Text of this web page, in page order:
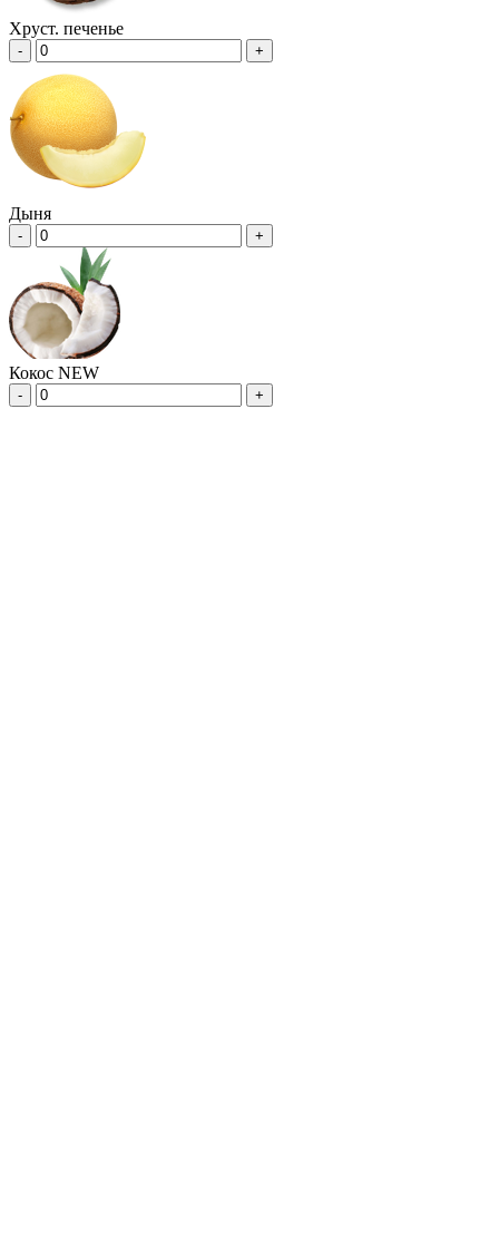
Хруст. печенье
- +
Дыня
- +
Кокос NEW
- +